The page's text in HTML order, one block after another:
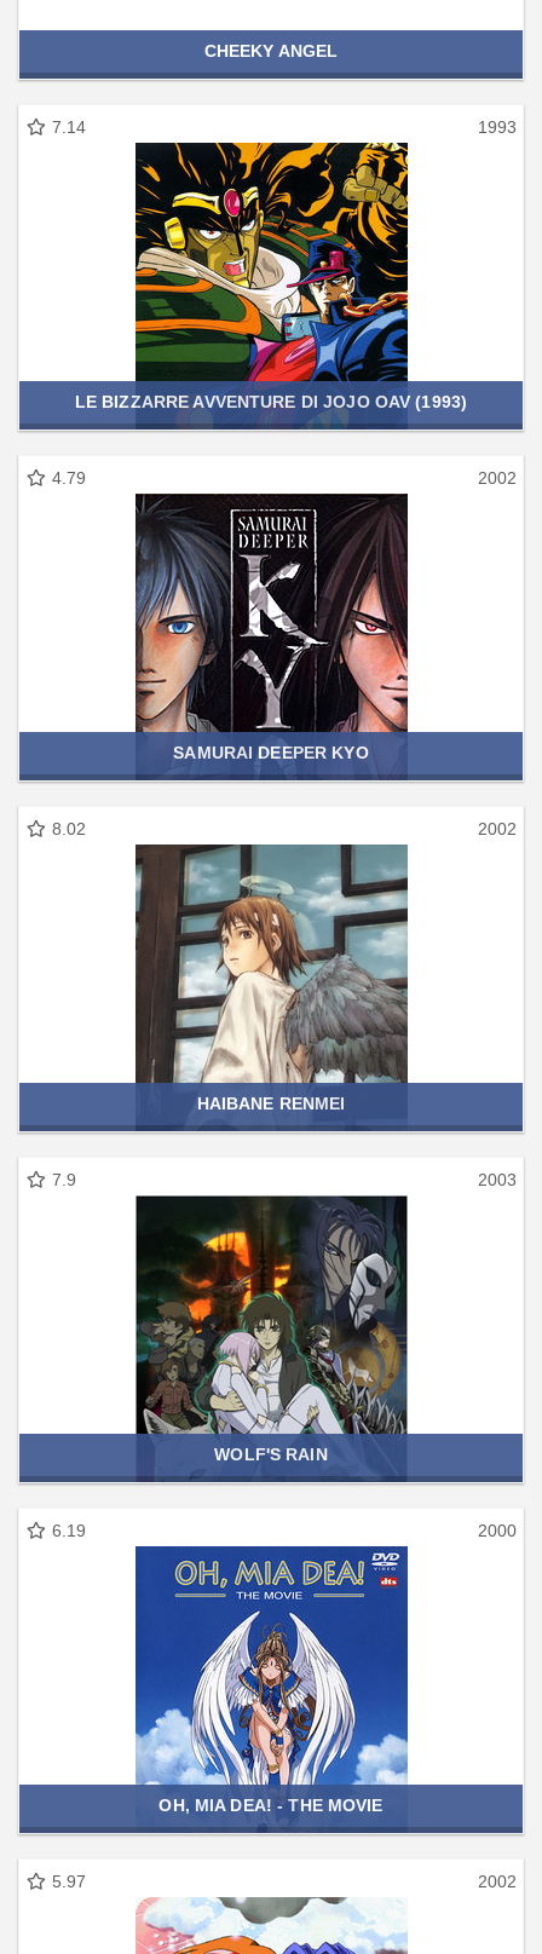
CHEEKY ANGEL
7.14 1993
LE BIZZARRE AVVENTURE DI JOJO OAV (1993)
4.79 2002
SAMURAI DEEPER KYO
8.02 2002
HAIBANE RENMEI
7.9 2003
WOLF'S RAIN
6.19 2000
OH, MIA DEA! - THE MOVIE
5.97 2002